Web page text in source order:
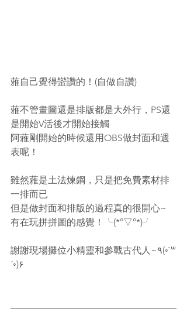
蕥自己覺得蠻讚的！(自做自讚)
蕥不管畫圖還是排版都是大外行，PS還
是開始V活後才開始接觸
阿蕥剛開始的時候還用OBS做封面和週
表呢！
雖然蕥是土法煉鋼，只是把免費素材排
一排而已
但是做封面和排版的過程真的很開心~
有在玩拼拼圖的感覺！╰(*°▽°*)╯
謝謝現場攤位小精靈和參戰古代人~٩(◦`꒳
´◦)۶